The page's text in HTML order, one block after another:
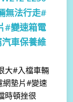
無法行走#
#變速箱電
車保養維
大#入檔車輛
網墊片#變速
時頓挫很